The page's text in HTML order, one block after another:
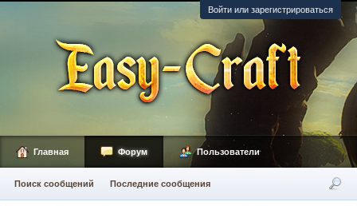
Войти или зарегистрироваться
Главная Форум
Поиск сообщений Последние сообщения
Пользователи